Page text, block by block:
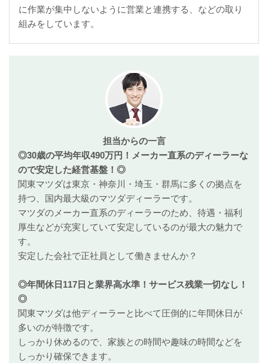
に作業が集中しないように営業と連携する、などの取り
組みをしています。
担当からの一言
◎30歳の平均年収490万円！メーカー直系のディーラーな
ので安定した経営基盤！◎
関東マツダは東京・神奈川・埼玉・群馬に多くの拠点を
持つ、国内最大級のマツダディーラーです。
マツダのメーカー直系のディーラーのため、待遇・福利
厚生などが充実していて安定しているのが最大の魅力で
す。
安定した会社で正社員として働きませんか？
◎年間休日117日と業界高水準！サービス残業一切なし！
◎
関東マツダは他ディーラーと比べて圧倒的に年間休日が
多いのが特徴です。
しっかり休めるので、家族との時間や趣味の時間などを
しっかり確保できます。